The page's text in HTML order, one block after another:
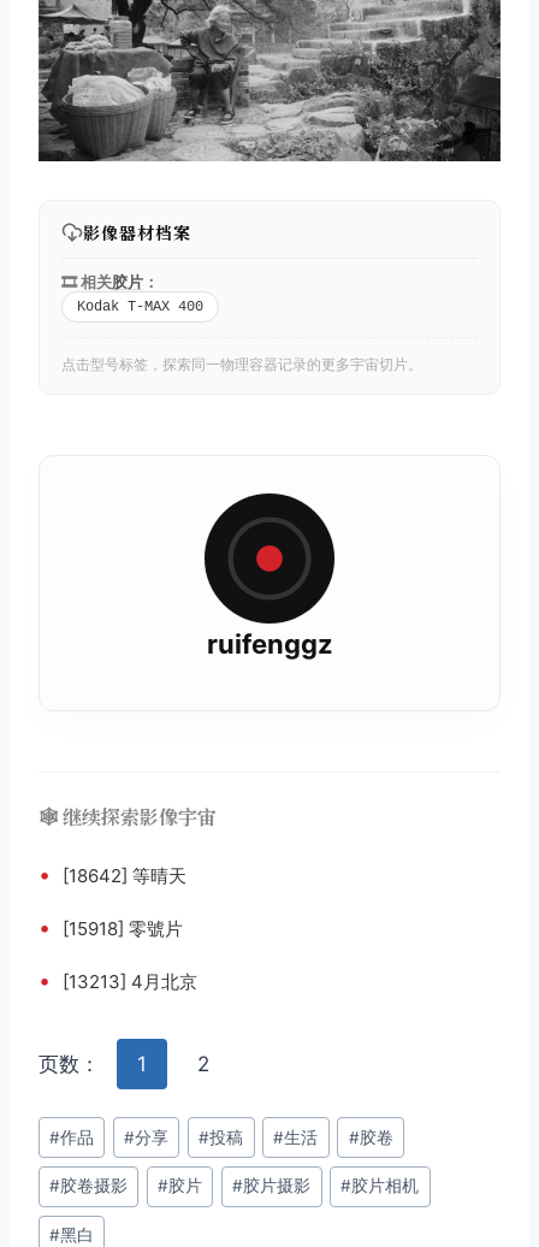
影像器材档案
🎞️ 相关胶片 ：
Kodak T-MAX 400
点击型号标签，探索同一物理容器记录的更多宇宙切片。
ruifenggz
🕸️ 继续探索影像宇宙
• [18642] 等晴天
• [15918] 零號片
• [13213] 4月北京
页数： 1 2
文
章
标
签：
#作品 #分享 #投稿 #生活 #胶卷
#胶卷摄影 #胶片 #胶片摄影 #胶片相机
#黑白